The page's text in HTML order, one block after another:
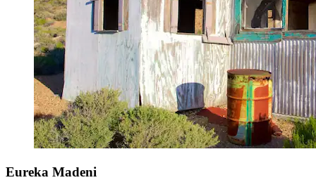
Eureka Madeni